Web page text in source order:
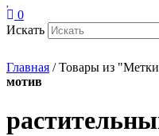
0
Искать
Главная /Товары из "Метки
мотив